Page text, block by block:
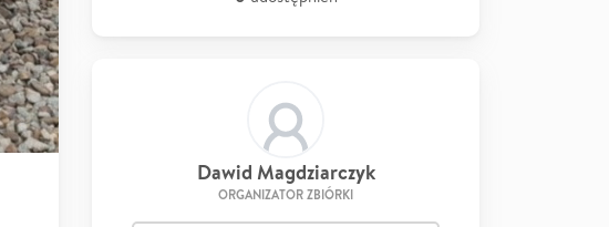
Dawid Magdziarczyk
ORGANIZATOR ZBIÓRKI